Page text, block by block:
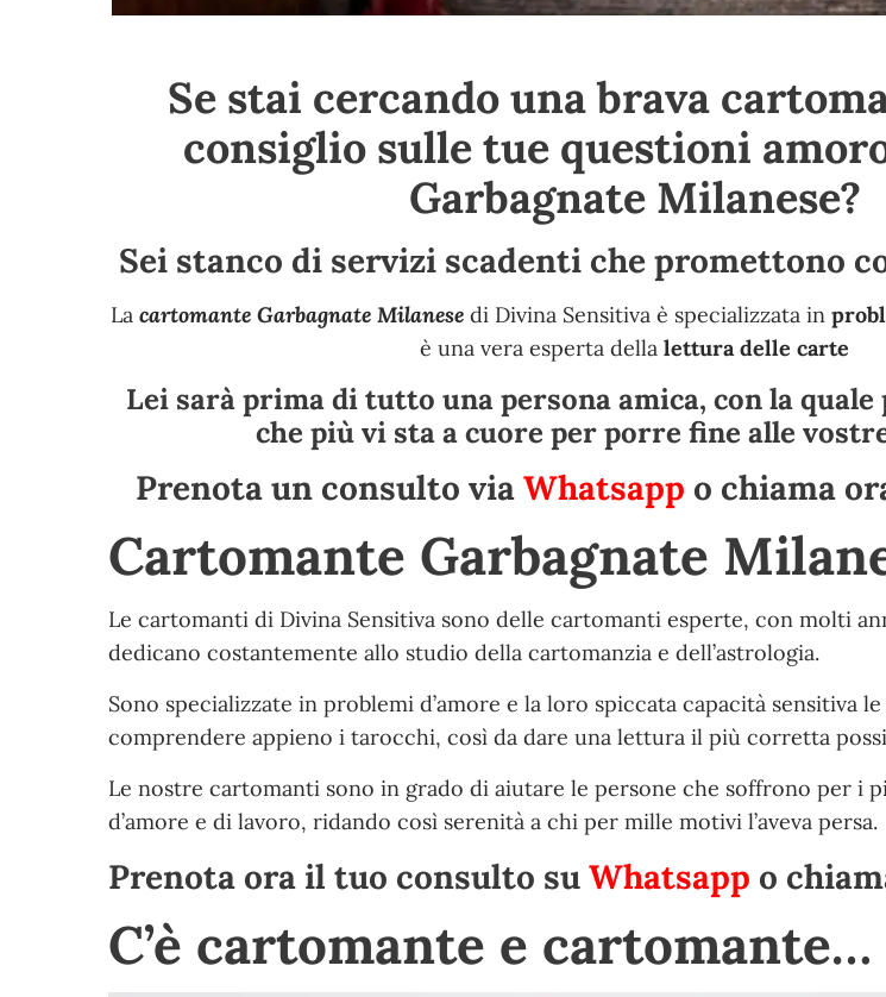
Se stai cercando una brava
consiglio sulle tue questioni
Garbagnate Milanese?
Sei stanco di servizi scadenti che promettono
La cartomante Garbagnate Milanesedi Divina Sensitiva è specializzata in
è una vera esperta dellalettura delle carte
Lei sarà prima di tutto una persona amica, con la
che più vi sta a cuore per porre fine alle
Prenota un consulto viaWhatsapp o chiama
Cartomante Garbagnate
Le cartomanti di Divina Sensitiva sono delle cartomanti esperte, con molti
dedicano costantemente allo studio della cartomanzia e dell’astrologia.
Sono specializzate in problemi d’amore e la loro spiccata capacità sensitiva
comprendere appieno i tarocchi, così da dare una lettura il più corretta
Le nostre cartomanti sono in grado di aiutare le persone che soffrono per i
d’amore e di lavoro, ridando così serenità a chi per mille motivi l’aveva persa.
Prenota ora il tuo consulto suWhatsapp o
C’è cartomante e cartomante…